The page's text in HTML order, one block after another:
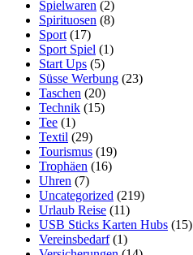
Spielwaren (2)
Spirituosen (8)
Sport (17)
Sport Spiel (1)
Start Ups (5)
Süsse Werbung (23)
Taschen (20)
Technik (15)
Tee (1)
Textil (29)
Tourismus (19)
Trophäen (16)
Uhren (7)
Uncategorized (219)
Urlaub Reise (11)
USB Sticks Karten Hubs (15)
Vereinsbedarf(1)